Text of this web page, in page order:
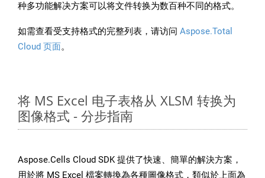
种多功能解决方案可以将文件转换为数百种不同的格式。
如需查看受支持格式的完整列表，请访问 Aspose.Total
Cloud 页面。
将 MS Excel 电子表格从 XLSM 转换为
图像格式 - 分步指南
Aspose.Cells Cloud SDK 提供了快速、簡單的解決方案，
用於將 MS Excel 檔案轉換為各種圖像格式，類似於上面為